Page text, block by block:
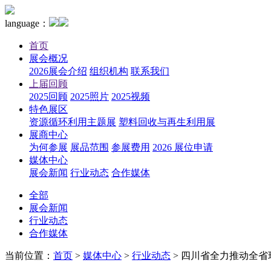
language：
首页
展会概况
2026展会介绍 组织机构 联系我们
上届回顾
2025回顾 2025照片 2025视频
特色展区
资源循环利用主题展 塑料回收与再生利用展
展商中心
为何参展 展品范围 参展费用 2026 展位申请
媒体中心
展会新闻 行业动态 合作媒体
全部
展会新闻
行业动态
合作媒体
当前位置： 首页 > 媒体中心 > 行业动态 > 四川省全力推动全